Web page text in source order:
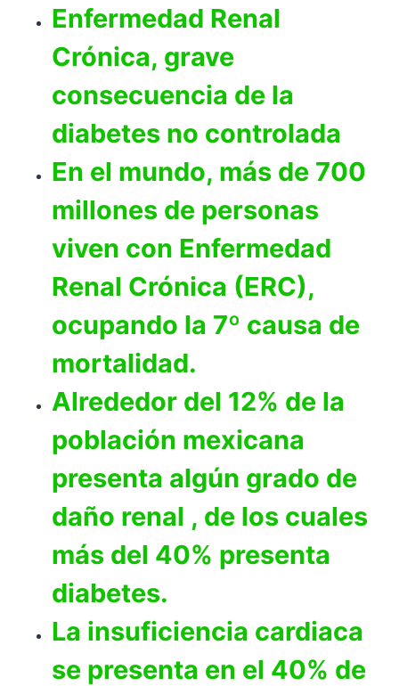
Enfermedad Renal
Crónica, grave
consecuencia de la
diabetes no controlada
En el mundo, más de 700
millones de personas
viven con Enfermedad
Renal Crónica (ERC),
ocupando la 7º causa de
mortalidad.
Alrededor del 12% de la
población mexicana
presenta algún grado de
daño renal , de los cuales
más del 40% presenta
diabetes.
La insuficiencia cardiaca
se presenta en el 40% de